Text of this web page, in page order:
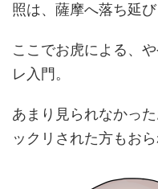
照は、薩摩へ落ち延
ここでお虎による、
レ入門。
あまり見られなかっ
ックリされた方もお